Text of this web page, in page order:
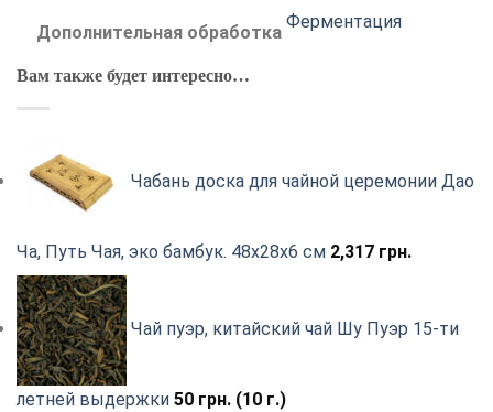
Дополнительная обработка
Ферментация
Вам также будет интересно…
Чабань доска для чайной церемонии Дао
Ча, Путь Чая, эко бамбук. 48х28х6 см 2,317 грн.
Чай пуэр, китайский чай Шу Пуэр 15-ти
летней выдержки 50 грн. (10 г.)